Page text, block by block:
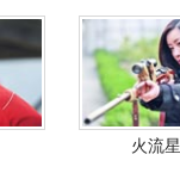
火流星